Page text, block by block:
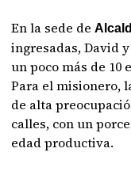
En la sede de
ingresadas, David
un poco más de 10
Para el misionero,
de alta
calles, con un
edad productiva.